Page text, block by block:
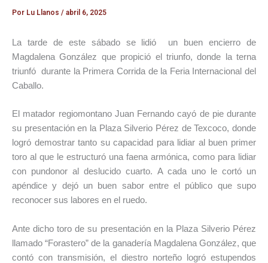
Por Lu Llanos / abril 6, 2025
La tarde de este sábado se lidió un buen encierro de
Magdalena González que propició el triunfo, donde la terna
triunfó durante la Primera Corrida de la Feria Internacional del
Caballo.
El matador regiomontano Juan Fernando cayó de pie durante
su presentación en la Plaza Silverio Pérez de Texcoco, donde
logró demostrar tanto su capacidad para lidiar al buen primer
toro al que le estructuró una faena armónica, como para lidiar
con pundonor al deslucido cuarto. A cada uno le cortó un
apéndice y dejó un buen sabor entre el público que supo
reconocer sus labores en el ruedo.
Ante dicho toro de su presentación en la Plaza Silverio Pérez
llamado “Forastero” de la ganadería Magdalena González, que
contó con transmisión, el diestro norteño logró estupendos